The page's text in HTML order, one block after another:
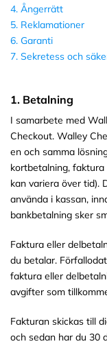
4. Ångerrätt
5. Reklamationer
6. Garanti
7. Sekretess och
1. Betalning
I samarbete med
Checkout. Walley
en och samma
kortbetalning,
kan variera över tid).
använda i kassan,
bankbetalning sker
Faktura eller
du betalar.
faktura eller
avgifter som
Fakturan skickas till
och sedan har du 30